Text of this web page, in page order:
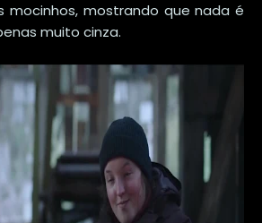
mocinhos, mostrando que nada é
muito cinza.